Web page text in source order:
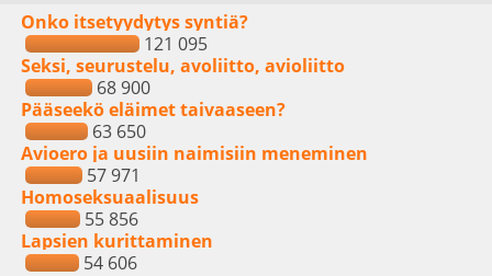
Onko itsetyydytys syntiä?
121 095
Seksi, seurustelu, avoliitto, avioliitto
68 900
Pääseekö eläimet taivaaseen?
63 650
Avioero ja uusiin naimisiin meneminen
57 971
Homoseksuaalisuus
55 856
Lapsien kurittaminen
54 606